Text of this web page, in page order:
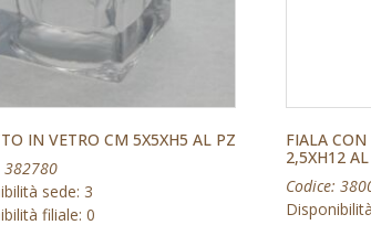
IN VETRO CM 5X5XH5 AL PZ
382780
sede: 3
filiale: 0
FIALA
2,5XH12
Codice: